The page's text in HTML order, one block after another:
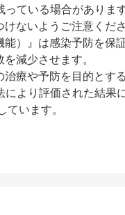
ている場合がありま
ないようご注意くだ
）』は感染予防を保
減少させます。
療や予防を目的とす
より評価された結果
います。